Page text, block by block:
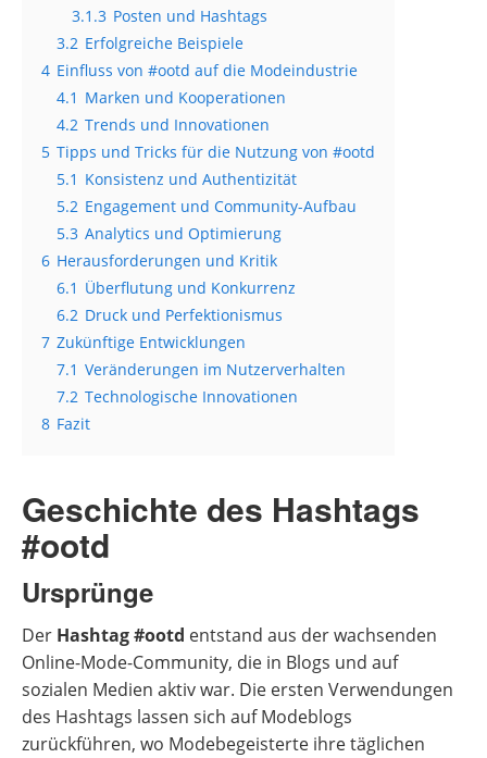
3.1.3 Posten und Hashtags
3.2 Erfolgreiche Beispiele
4 Einfluss von #ootd auf die Modeindustrie
4.1 Marken und Kooperationen
4.2 Trends und Innovationen
5 Tipps und Tricks für die Nutzung von #ootd
5.1 Konsistenz und Authentizität
5.2 Engagement und Community-Aufbau
5.3 Analytics und Optimierung
6 Herausforderungen und Kritik
6.1 Überflutung und Konkurrenz
6.2 Druck und Perfektionismus
7 Zukünftige Entwicklungen
7.1 Veränderungen im Nutzerverhalten
7.2 Technologische Innovationen
8 Fazit
Geschichte des Hashtags
#ootd
Ursprünge
Der Hashtag #ootd entstand aus der wachsenden
Online-Mode-Community, die in Blogs und auf
sozialen Medien aktiv war. Die ersten Verwendungen
des Hashtags lassen sich auf Modeblogs
zurückführen, wo Modebegeisterte ihre täglichen